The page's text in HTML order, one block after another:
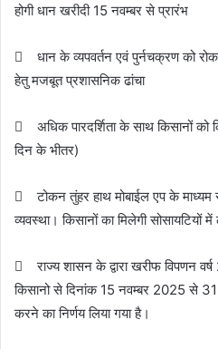
होगी धान खरीदी 15 नवम्बर से प्रारंभ
 धान के व्यपवर्तन एवं पुर्नचक्रण को
हेतु मजबूत प्रशासनिक ढांचा
 अधिक पारदर्शिता के साथ किसानों
दिन के भीतर)
 टोकन तुंहर हाथ मोबाईल एप के माध्यम
व्यवस्था। किसानों का मिलेगी सोसायटियों
 राज्य शासन के द्वारा खरीफ विपणन
किसानो से दिनांक 15 नवम्बर 2025 से
करने का निर्णय लिया गया है।